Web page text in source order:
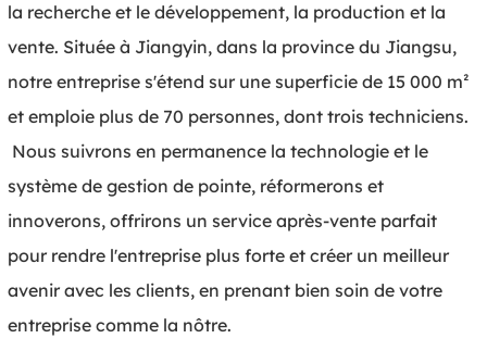
la recherche et le développement, la production et la
vente. Située à Jiangyin, dans la province du Jiangsu,
notre entreprise s'étend sur une superficie de 15 000 m²
et emploie plus de 70 personnes, dont trois techniciens.
système de gestion de pointe, réformerons et
innoverons, offrirons un service après-vente parfait
pour rendre l'entreprise plus forte et créer un meilleur
avenir avec les clients, en prenant bien soin de votre
entreprise comme la nôtre.